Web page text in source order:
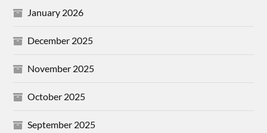
January 2026
December 2025
November 2025
October 2025
September 2025